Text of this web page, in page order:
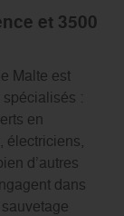
et 3500
Malte est
:
en
électriciens,
d’autres
dans